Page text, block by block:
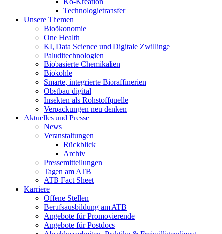
Ko-Kreation
Technologietransfer
Unsere Themen
Bioökonomie
One Health
KI, Data Science und Digitale Zwillinge
Paluditechnologien
Biobasierte Chemikalien
Biokohle
Smarte, integrierte Bioraffinerien
Obstbau digital
Insekten als Rohstoffquelle
Verpackungen neu denken
Aktuelles und Presse
News
Veranstaltungen
Rückblick
Archiv
Pressemitteilungen
Tagen am ATB
ATB Fact Sheet
Karriere
Offene Stellen
Berufsausbildung am ATB
Angebote für Promovierende
Angebote für Postdocs